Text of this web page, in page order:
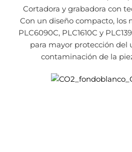
Cortadora y grabadora con
Con un diseño compacto, los
PLC6090C, PLC1610C y
para mayor protección del
contaminación de la